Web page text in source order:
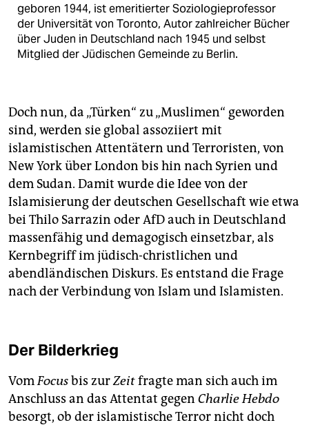
geboren 1944, ist emeritierter Soziologieprofessor
der Universität von Toronto, Autor zahlreicher Bücher
über Juden in Deutschland nach 1945 und selbst
Mitglied der Jüdischen Gemeinde zu Berlin.
Doch nun, da „Türken“ zu „Muslimen“ geworden
sind, werden sie global assoziiert mit
islamistischen Attentätern und Terroristen, von
New York über London bis hin nach Syrien und
dem Sudan. Damit wurde die Idee von der
Islamisierung der deutschen Gesellschaft wie etwa
bei Thilo Sarrazin oder AfD auch in Deutschland
massenfähig und demagogisch einsetzbar, als
Kernbegriff im jüdisch-christlichen und
abendländischen Diskurs. Es entstand die Frage
nach der Verbindung von Islam und Islamisten.
Der Bilderkrieg
VomFocusbis zurZeitfragte man sich auch im
Anschluss an das Attentat gegen Charlie Hebdo
besorgt, ob der islamistische Terror nicht doch